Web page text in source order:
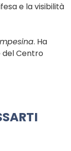
e la visibilità
. Ha
Centro